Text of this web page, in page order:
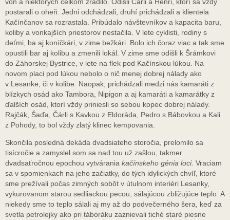
postarali o oheň. Jedni odchádzali, druhí prichádzali a klientela
Kačínčanov sa rozrastala. Pribúdalo návštevníkov a kapacita baru,
koliby a vonkajších priestorov nestačila. V lete cyklisti, rodiny s
deťmi, ba aj koníčkári, v zime bežkári. Bolo ich čoraz viac a tak sme
opustili bar aj kolibu a zmenili lokál. V zime sme odišli k Šrámkovi
do Záhorskej Bystrice, v lete na flek pod Kačínskou lúkou. Na
novom placi pod lúkou nebolo o nič menej dobrej nálady ako
v Lesanke, či v kolibe. Naopak, prichádzali medzi nás kamaráti z
blízkych osád ako Tambora, Nipigon a aj kamaráti a kamarátky z
ďalších osád, ktorí vždy priniesli so sebou kopec dobrej nálady.
Rajčák, Šaďa, Čárli s Kavkou z Eldoráda, Pedro s Bábovkou a Kali
z Pohody, to bol vždy zlatý klinec kempovania.
Skončila posledná dekáda dvadsiateho storočia, prelomilo sa
tisícročie a zamyslel som sa nad tou už zašlou, takmer
dvadsaťročnou epochou vytvárania kačínskeho génia loci. Vraciam
sa v spomienkach na jeho začiatky, do tých idylických chvíľ, ktoré
sme prežívali počas zimných sobôt v útulnom interiéri Lesanky,
vykurovanom starou sedliackou pecou, sálajúcou zbližujúce teplo. A
niekedy sme to teplo sálali aj my až do podvečerného šera, keď za
svetla petrolejky ako pri táboráku zaznievali tiché staré piesne